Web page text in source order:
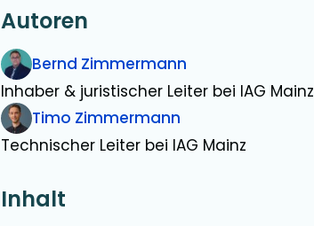
Autoren
Bernd Zimmermann
Inhaber & juristischer Leiter bei IAG Mainz
Timo Zimmermann
Technischer Leiter bei IAG Mainz
Inhalt